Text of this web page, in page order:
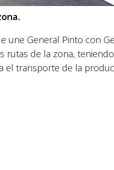
une General Pinto con
rutas de la zona,
transporte de la